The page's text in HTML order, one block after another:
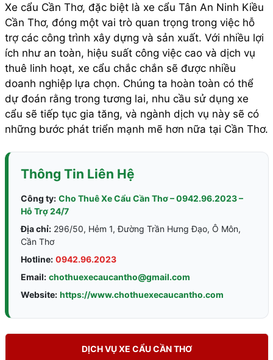
Xe cẩu Cần Thơ, đặc biệt là xe cẩu Tân An Ninh Kiều
Cần Thơ, đóng một vai trò quan trọng trong việc hỗ
trợ các công trình xây dựng và sản xuất. Với nhiều lợi
ích như an toàn, hiệu suất công việc cao và dịch vụ
thuê linh hoạt, xe cẩu chắc chắn sẽ được nhiều
doanh nghiệp lựa chọn. Chúng ta hoàn toàn có thể
dự đoán rằng trong tương lai, nhu cầu sử dụng xe
cẩu sẽ tiếp tục gia tăng, và ngành dịch vụ này sẽ có
những bước phát triển mạnh mẽ hơn nữa tại Cần Thơ.
Thông Tin Liên Hệ
Công ty: Cho Thuê Xe Cẩu Cần Thơ – 0942.96.2023 –
Hỗ Trợ 24/7
Địa chỉ:296/50, Hẻm 1, Đường Trần Hưng Đạo, Ô Môn,
Cần Thơ
Hotline: 0942.96.2023
Email: chothuexecaucantho@gmail.com
Website: https://www.chothuexecaucantho.com
DỊCH VỤ XE CẨU CẦN THƠ